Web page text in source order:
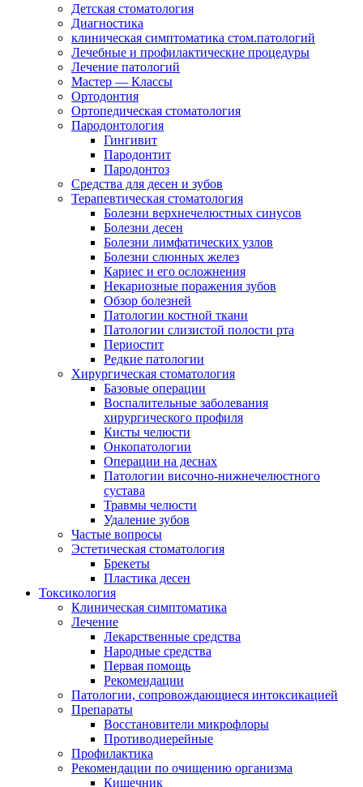
Детская стоматология
Диагностика
клиническая симптоматика стом.патологий
Лечебные и профилактические процедуры
Лечение патологий
Мастер — Классы
Ортодонтия
Ортопедическая стоматология
Пародонтология
Гингивит
Пародонтит
Пародонтоз
Средства для десен и зубов
Терапевтическая стоматология
Болезни верхнечелюстных синусов
Болезни десен
Болезни лимфатических узлов
Болезни слюнных желез
Кариес и его осложнения
Некариозные поражения зубов
Обзор болезней
Патологии костной ткани
Патологии слизистой полости рта
Периостит
Редкие патологии
Хирургическая стоматология
Базовые операции
Воспалительные заболевания
хирургического профиля
Кисты челюсти
Онкопатологии
Операции на деснах
Патологии височно-нижнечелюстного
сустава
Травмы челюсти
Удаление зубов
Частые вопросы
Эстетическая стоматология
Брекеты
Пластика десен
Токсикология
Клиническая симптоматика
Лечение
Лекарственные средства
Народные средства
Первая помощь
Рекомендации
Патологии, сопровождающиеся интоксикацией
Препараты
Восстановители микрофлоры
Противодиерейные
Профилактика
Рекомендации по очищению организма
Кишечник